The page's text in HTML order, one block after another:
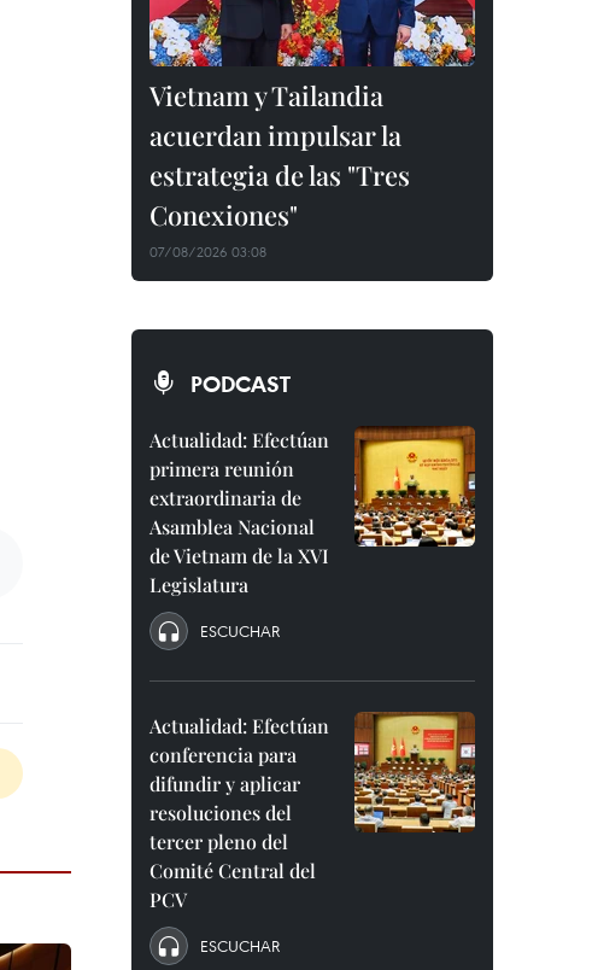
Vietnam y Tailandia
acuerdan impulsar la
estrategia de las "Tres
Conexiones"
07/08/2026 03:08
PODCAST
Actualidad: Efectúan
primera reunión
extraordinaria de
Asamblea Nacional
de Vietnam de la XVI
Legislatura
ESCUCHAR
Actualidad: Efectúan
conferencia para
difundir y aplicar
resoluciones del
tercer pleno del
Comité Central del
PCV
ESCUCHAR